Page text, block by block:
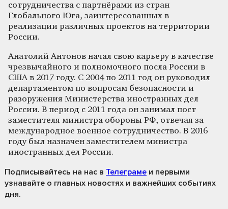
сотрудничества с партнёрами из стран
Глобального Юга, заинтересованных в
реализации различных проектов на территории
России.
Анатолий Антонов начал свою карьеру в качестве
чрезвычайного и полномочного посла России в
США в 2017 году. С 2004 по 2011 год он руководил
департаментом по вопросам безопасности и
разоружения Министерства иностранных дел
России. В период с 2011 года он занимал пост
заместителя министра обороны РФ, отвечая за
международное военное сотрудничество. В 2016
году был назначен заместителем министра
иностранных дел России.
Подписывайтесь на нас в Телеграме и первыми
узнавайте о главных новостях и важнейших событиях
дня.